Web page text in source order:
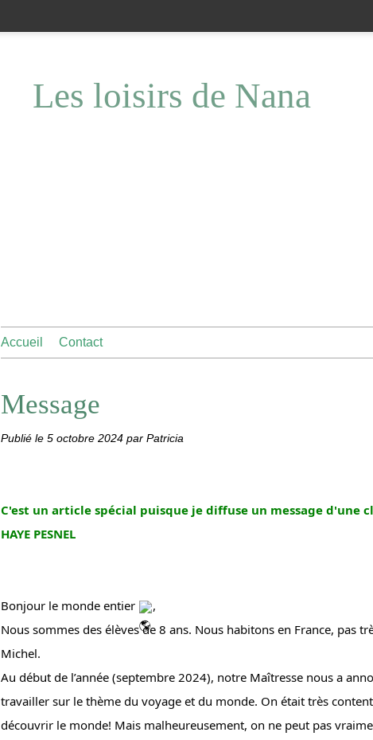
Les loisirs de Nana
Accueil Contact
Message
Publié le 5 octobre 2024 par Patricia
C'est un article spécial puisque je diffuse un message d'une
HAYE PESNEL
Bonjour le monde entier
,
Nous sommes des élèves de 8 ans. Nous habitons en France, pas
Michel.
Au début de l’année (septembre 2024), notre Maîtresse nous a
travailler sur le thème du voyage et du monde. On était très
découvrir le monde! Mais malheureusement, on ne peut pas